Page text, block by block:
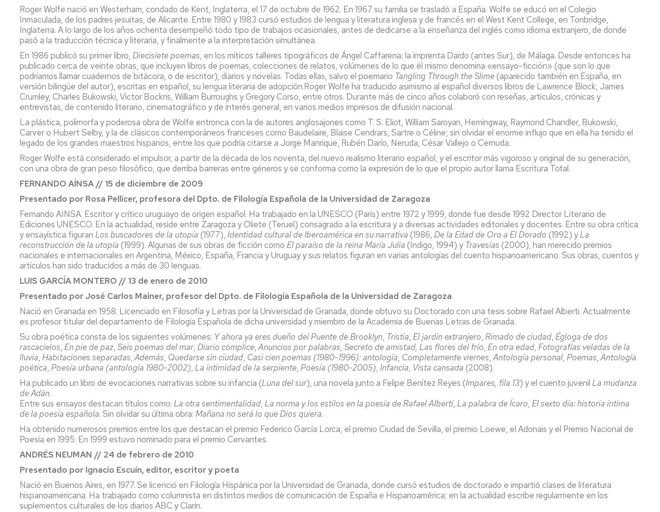
Roger Wolfe nació en Westerham, condado de Kent, Inglaterra, el 17 de octubre de 1962. En 1967 su familia se trasladó a España. Wolfe se educó en el Colegio
Inmaculada, de los padres jesuitas, de Alicante. Entre 1980 y 1983 cursó estudios de lengua y literatura inglesa y de francés en el West Kent College, en Tonbridge,
Inglaterra. A lo largo de los años ochenta desempeñó todo tipo de trabajos ocasionales, antes de dedicarse a la enseñanza del inglés como idioma extranjero, de donde
pasó a la traducción técnica y literaria, y finalmente a la interpretación simultánea.
En 1986 publicó su primer libro, Diecisiete poemas, en los míticos talleres tipográficos de Ángel Caffarena; la imprenta Dardo (antes Sur), de Málaga. Desde entonces ha
publicado cerca de veinte obras, que incluyen libros de poemas, colecciones de relatos, volúmenes de lo que él mismo denomina «ensayo-ficción» (que son lo que
podríamos llamar cuadernos de bitácora, o de escritor), diarios y novelas. Todas ellas, salvo el poemario Tangling Through the Slime(aparecido también en España, en
versión bilingüe del autor), escritas en español, su lengua literaria de adopción.Roger Wolfe ha traducido asimismo al español diversos libros de Lawrence Block, James
Crumley, Charles Bukowski, Victor Bockris, William Burroughs y Gregory Corso, entre otros. Durante más de cinco años colaboró con reseñas, artículos, crónicas y
entrevistas, de contenido literario, cinematográfico y de interés general, en varios medios impresos de difusión nacional.
La plástica, polimorfa y poderosa obra de Wolfe entronca con la de autores anglosajones como T. S. Eliot, William Saroyan, Hemingway, Raymond Chandler, Bukowski,
Carver o Hubert Selby, y la de clásicos contemporáneos franceses como Baudelaire, Blaise Cendrars, Sartre o Céline; sin olvidar el enorme influjo que en ella ha tenido el
legado de los grandes maestros hispanos, entre los que podría citarse a Jorge Manrique, Rubén Darío, Neruda, César Vallejo o Cernuda.
Roger Wolfe está considerado el impulsor, a partir de la década de los noventa, del nuevo realismo literario español, y el escritor más vigoroso y original de su generación,
con una obra de gran peso filosófico, que derriba barreras entre géneros y se conforma como la expresión de lo que el propio autor llama Escritura Total.
FERNANDO AÍNSA // 15 de diciembre de 2009
Presentado por Rosa Pellicer, profesora del Dpto. de Filología Española de la Universidad de Zaragoza
Fernando AINSA. Escritor y crítico uruguayo de origen español. Ha trabajado en la UNESCO (París) entre 1972 y 1999, donde fue desde 1992 Director Literario de
Ediciones UNESCO. En la actualidad, reside entre Zaragoza y Oliete (Teruel) consagrado a la escritura y a diversas actividades editoriales y docentes. Entre su obra crítica
y ensayística figuran Los buscadores de la utopía (1977), Identidad cultural de Iberoamérica en su narrativa (1986, De la Edad de Oro a El Dorado (1992) yLa
reconstrucción de la utopía (1999). Algunas de sus obras de ficción como El paraíso de la reina María Julia (Indigo, 1994) y Travesías (2000), han merecido premios
nacionales e internacionales en Argentina, México, España, Francia y Uruguay y sus relatos figuran en varias antologías del cuento hispanoamericano. Sus obras, cuentos y
artículos han sido traducidos a más de 30 lenguas.
LUIS GARCÍA MONTERO // 13 de enero de 2010
Presentado por José Carlos Mainer, profesor del Dpto. de Filología Española de la Universidad de Zaragoza
Nació en Granada en 1958. Licenciado en Filosofía y Letras por la Universidad de Granada, donde obtuvo su Doctorado con una tesis sobre Rafael Alberti. Actualmente
es profesor titular del departamento de Filología Española de dicha universidad y miembro de la Academia de Buenas Letras de Granada.
Su obra poética consta de los siguientes volúmenes: Y ahora ya eres dueño del Puente de Brooklyn, Tristia, El jardín extranjero, Rimado de ciudad, Égloga de dos
rascacielos, En pie de paz, Seis poemas del mar, Diario cómplice,Anuncios por palabras, Secreto de amistad, Las flores del frío, En otra edad, Fotografías veladas de la
lluvia, Habitaciones separadas,Además, Quedarse sin ciudad, Casi cien poemas (1980-1996): antología, Completamente viernes,Antología personal, Poemas,Antología
poética, Poesía urbana (antología 1980-2002), La intimidad de la serpiente, Poesía (1980-2005), Infancia, Vista cansada (2008).
Ha publicado un libro de evocaciones narrativas sobre su infancia (Luna del sur), una novela junto a Felipe Benítez Reyes (Impares, fila 13) y el cuento juvenil La mudanza
de Adán.
Entre sus ensayos destacan títulos como: La otra sentimentalidad, La norma y los estilos en la poesía de Rafael Alberti, La palabra de Ícaro, El sexto día: historia íntima
de la poesía española. Sin olvidar su última obra: Mañana no será lo que Dios quiera.
Ha obtenido numerosos premios entre los que destacan el premio Federico García Lorca, el premio Ciudad de Sevilla, el premio Loewe, el Adonais y el Premio Nacional de
Poesía en 1995. En 1999 estuvo nominado para el premio Cervantes.
ANDRÉS NEUMAN // 24 de febrero de 2010
Presentado por Ignacio Escuín, editor, escritor y poeta
Nació en Buenos Aires, en 1977. Se licenció en Filología Hispánica por la Universidad de Granada, donde cursó estudios de doctorado e impartió clases de literatura
hispanoamericana. Ha trabajado como columnista en distintos medios de comunicación de España e Hispanoamérica; en la actualidad escribe regularmente en los
suplementos culturales de los diarios ABC y Clarín.